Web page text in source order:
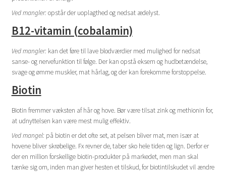
Ved mangler:opstår der uoplagthed og nedsat ædelyst.
B12-vitamin (cobalamin)
Ved mangler:kan det føre til lave blodværdier med mulighed for nedsat
sanse- og nervefunktion til følge. Der kan opstå eksem og hudbetændelse,
svage og ømme muskler, mat hårlag, og der kan forekomme forstoppelse.
Biotin
Biotin fremmer væksten af hår og hove. Bør være tilsat zink og methionin for,
at udnyttelsen kan være mest mulig effektiv.
Ved mangel:på biotin er det ofte set, at pelsen bliver mat, men især at
hovene bliver skrøbelige. Fx revner de, taber sko hele tiden og lign. Derfor er
der en million forskellige biotin-produkter på markedet, men man skal
tænke sig om, inden man giver hesten et tilskud, for biotintilskudet vil ændre